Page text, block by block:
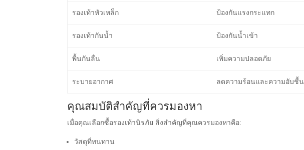
รองเท้าหัวเหล็ก ป้องกันแรงกระแทก
รองเท้ากันน้ำ ป้องกันน้ำเข้า
พื้นกันลื่น เพิ่มความปลอดภัย
ระบายอากาศ ลดความร้อนและความอับชื้น
คุณสมบัติสำคัญที่ควรมองหา
เมื่อคุณเลือกซื้อรองเท้านิรภัย สิ่งสำคัญที่คุณควรมองหาคือ:
วัสดุที่ทนทาน